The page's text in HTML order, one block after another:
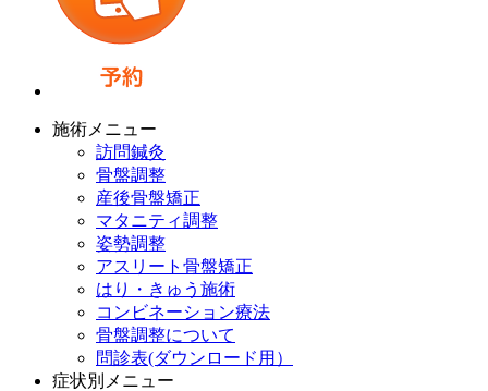
施術メニュー
訪問鍼灸
骨盤調整
産後骨盤矯正
マタニティ調整
姿勢調整
アスリート骨盤矯正
はり・きゅう施術
コンビネーション療法
骨盤調整について
問診表(ダウンロード用）
症状別メニュー